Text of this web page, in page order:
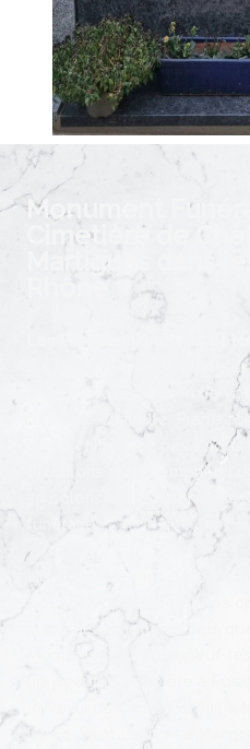
MARTIGUES
Monument
Cimetière de
Martigues dans
Rhône
Les Pompes Funèbres et
sur la commune de
propose la réalisation de
funéraire.Chapelle, Pierre
Granit ! N’hésitez pas à
établirons gratuitement un
3d colorisé aux dimensions
funéraire.
Nous intervenons dans
Bouches du Rhône et nos
plusieurs cimetières tels
Montcalm à Châteauneuf-
de Beaume Loubière à
Istres, Saint Laurent à